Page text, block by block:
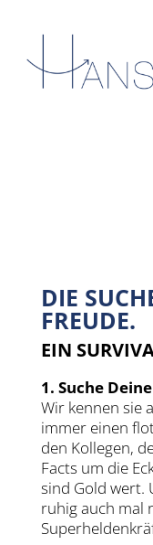
DIE
FREUDE.
EIN
1. Suche
Wir kennen sie
immer einen
den Kollegen,
Facts um die
sind Gold wert.
ruhig auch mal